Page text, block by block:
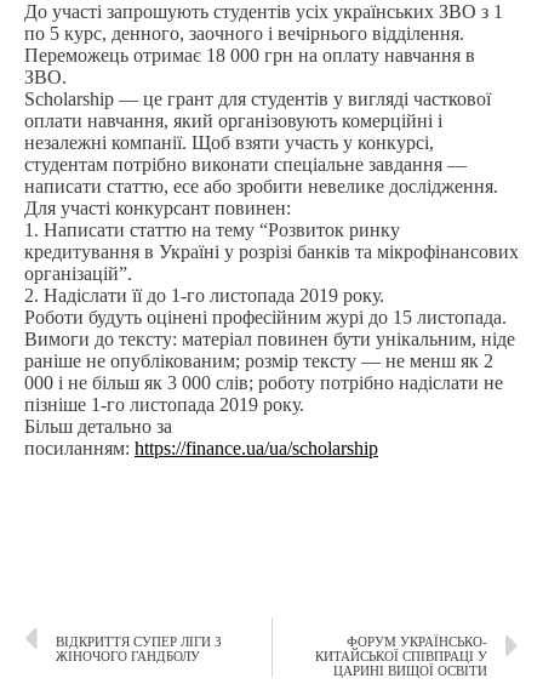
До участі запрошують студентів усіх українських ЗВО з 1
по 5 курс, денного, заочного і вечірнього відділення.
Переможець отримає 18 000 грн на оплату навчання в
ЗВО.
Scholarship — це грант для студентів у вигляді часткової
оплати навчання, який організовують комерційні і
незалежні компанії. Щоб взяти участь у конкурсі,
студентам потрібно виконати спеціальне завдання —
написати статтю, есе або зробити невелике дослідження.
Для участі конкурсант повинен:
1. Написати статтю на тему “Розвиток ринку
кредитування в Україні у розрізі банків та мікрофінансових
організацій”.
2. Надіслати її до 1-го листопада 2019 року.
Роботи будуть оцінені професійним журі до 15 листопада.
Вимоги до тексту: матеріал повинен бути унікальним, ніде
раніше не опублікованим; розмір тексту — не менш як 2
000 і не більш як 3 000 слів; роботу потрібно надіслати не
пізніше 1-го листопада 2019 року.
Більш детально за
посиланням: https://finance.ua/ua/scholarship
ВІДКРИТТЯ СУПЕР ЛІГИ З
ЖІНОЧОГО ГАНДБОЛУ
ФОРУМ УКРАЇНСЬКО-
КИТАЙСЬКОЇ СПІВПРАЦІ У
ЦАРИНІ ВИЩОЇ ОСВІТИ